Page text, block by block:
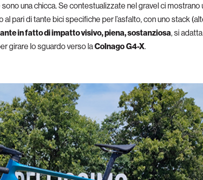
una chicca. Se contestualizzate nel gravel ci mostrano
pari di tante bici specifiche per l’asfalto, con uno stack
in fatto di impatto visivo, piena, sostanziosa, si
girare lo sguardo verso laColnagoG4-X.